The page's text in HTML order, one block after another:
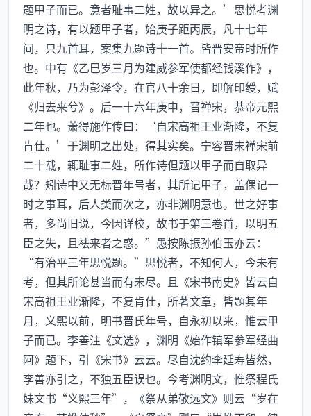
题甲子而已。意者耻事二姓，故以异之。’思悦考渊
明之诗，有以题甲子者，始庚子距丙辰，凡十七年
间，只九首耳，案集九题诗十一首。皆晋安帝时所作
也。中有《乙巳岁三月为建威参军使都经钱溪作》，
此年秋，乃为彭泽令，在官八十余日，即解印绶，赋
《归去来兮》。后一十六年庚申，晋禅宋，恭帝元熙
二年也。萧得施作传曰：‘自宋高祖王业渐隆，不复
肯仕。’于渊明之出处，得其实矣。宁容晋未禅宋前
二十载，辄耻事二姓，所作诗但题以甲子而自取异
哉？矧诗中又无标晋年号者，其所记甲子，盖偶记一
时之事耳，后人类而次之，亦非渊明意也。世之好事
者，多尚旧说，今因详校，故书于第三卷首，以明五
臣之失，且袪来者之惑。”愚按陈振孙伯玉亦云：
“有治平三年思悦题。”思悦者，不知何人，今未有
考，但其所论甚当而有未尽。且《宋书南史》皆云自
宋高祖王业渐隆，不复肯仕，所著文章，皆题其年
月，义熙以前，明书晋氏年号，自永初以来，惟云甲
子而已。李善注《文选》，渊明《始作镇军参军经曲
阿》题下，引《宋书》云云。尽自沈约李延寿皆然，
李善亦引之，不独五臣误也。今考渊明文，惟祭程氏
妹文书“义熙三年”，《祭从弟敬远文》则云“岁在